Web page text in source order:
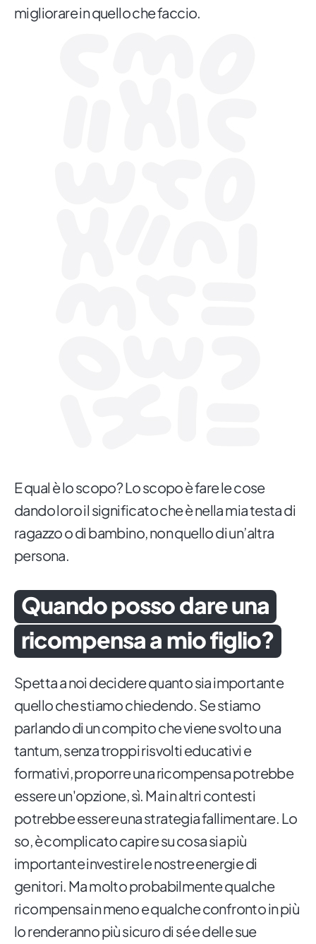
migliorare in quello che faccio.
E qual è lo scopo? Lo scopo è fare le cose
dando loro il significato che è nella mia testa di
ragazzo o di bambino, non quello di un’altra
persona.
Quando posso dare una
ricompensa a mio figlio?
Spetta a noi decidere quanto sia importante
quello che stiamo chiedendo. Se stiamo
parlando di un compito che viene svolto una
tantum, senza troppi risvolti educativi e
formativi, proporre una ricompensa potrebbe
essere un'opzione, sì. Ma in altri contesti
potrebbe essere una strategia fallimentare. Lo
so, è complicato capire su cosa sia più
importante investire le nostre energie di
genitori. Ma molto probabilmente qualche
ricompensa in meno e qualche confronto in più
lo renderanno più sicuro di sé e delle sue